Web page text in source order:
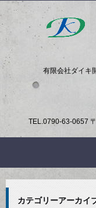
有限会社ダイキ
TEL. 0790-63-0657
カテゴリーアーカイ